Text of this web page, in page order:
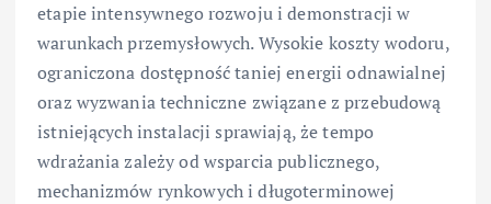
etapie intensywnego rozwoju i demonstracji w
warunkach przemysłowych. Wysokie koszty wodoru,
ograniczona dostępność taniej energii odnawialnej
oraz wyzwania techniczne związane z przebudową
istniejących instalacji sprawiają, że tempo
wdrażania zależy od wsparcia publicznego,
mechanizmów rynkowych i długoterminowej